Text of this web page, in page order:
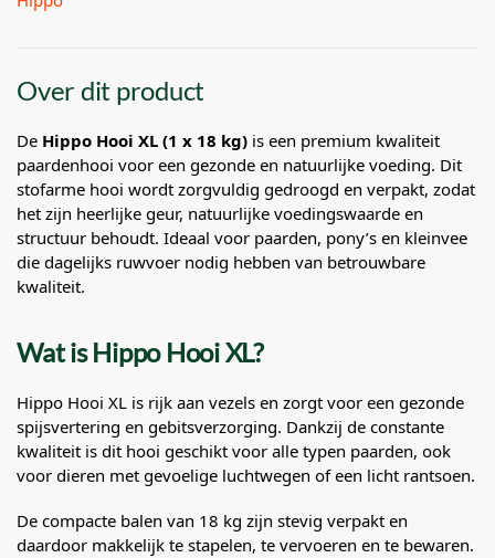
Over dit product
De Hippo Hooi XL (1 x 18 kg) is een premium kwaliteit
paardenhooi voor een gezonde en natuurlijke voeding. Dit
stofarme hooi wordt zorgvuldig gedroogd en verpakt, zodat
het zijn heerlijke geur, natuurlijke voedingswaarde en
structuur behoudt. Ideaal voor paarden, pony’s en kleinvee
die dagelijks ruwvoer nodig hebben van betrouwbare
kwaliteit.
Wat is Hippo Hooi XL?
Hippo Hooi XL is rijk aan vezels en zorgt voor een gezonde
spijsvertering en gebitsverzorging. Dankzij de constante
kwaliteit is dit hooi geschikt voor alle typen paarden, ook
voor dieren met gevoelige luchtwegen of een licht rantsoen.
De compacte balen van 18 kg zijn stevig verpakt en
daardoor makkelijk te stapelen, te vervoeren en te bewaren.